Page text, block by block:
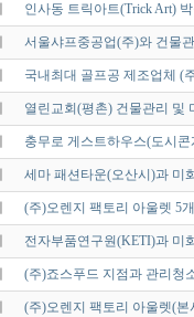
인사동 트릭아트(Trick Art)
서울샤프중공업(주)와 건물
국내최대 골프공 제조업체 (
열린교회(평촌) 건물관리 및
충무로 게스트하우스(도시
세마 패션타운(오산시)과 미
(주)오렌지 팩토리 아울렛 5
전자부품연구원(KETI)과 미
(주)죠스푸드 지점과 관리청
(주)오렌지 팩토리 아울렛(